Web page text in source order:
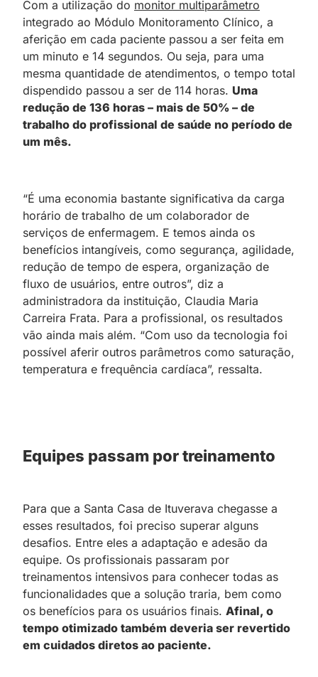
Com a utilização do monitor multiparâmetro
integrado ao Módulo Monitoramento Clínico, a
aferição em cada paciente passou a ser feita em
um minuto e 14 segundos. Ou seja, para uma
mesma quantidade de atendimentos, o tempo total
dispendido passou a ser de 114 horas. Uma
redução de 136 horas – mais de 50% – de
trabalho do profissional de saúde no período de
um mês.
“É uma economia bastante significativa da carga
horário de trabalho de um colaborador de
serviços de enfermagem. E temos ainda os
benefícios intangíveis, como segurança, agilidade,
redução de tempo de espera, organização de
fluxo de usuários, entre outros”, diz a
administradora da instituição, Claudia Maria
Carreira Frata. Para a profissional, os resultados
vão ainda mais além. “Com uso da tecnologia foi
possível aferir outros parâmetros como saturação,
temperatura e frequência cardíaca”, ressalta.
Equipes passam por treinamento
Para que a Santa Casa de Ituverava chegasse a
esses resultados, foi preciso superar alguns
desafios. Entre eles a adaptação e adesão da
equipe. Os profissionais passaram por
treinamentos intensivos para conhecer todas as
funcionalidades que a solução traria, bem como
os benefícios para os usuários finais. Afinal, o
tempo otimizado também deveria ser revertido
em cuidados diretos ao paciente.